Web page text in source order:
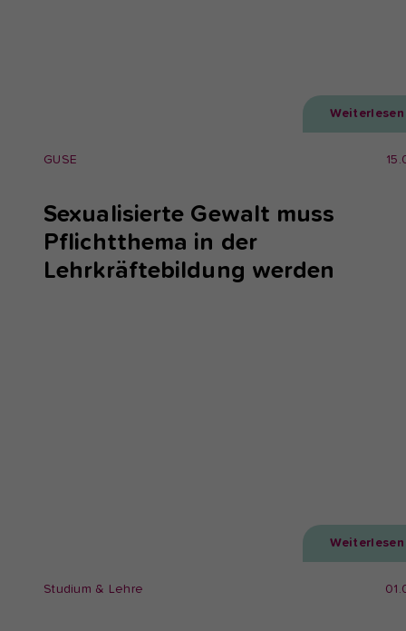
Weiterlesen
GUSE
Sexualisierte Gewalt muss
Pflichtthema in der
Lehrkräftebildung werden
Weiterlesen
Studium & Lehre